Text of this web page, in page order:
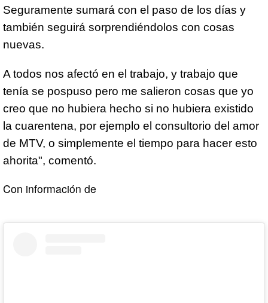
Seguramente sumará con el paso de los días y
también seguirá sorprendiéndolos con cosas
nuevas.
A todos nos afectó en el trabajo, y trabajo que
tenía se pospuso pero me salieron cosas que yo
creo que no hubiera hecho si no hubiera existido
la cuarentena, por ejemplo el consultorio del amor
de MTV, o simplemente el tiempo para hacer esto
ahorita", comentó.
Con información de